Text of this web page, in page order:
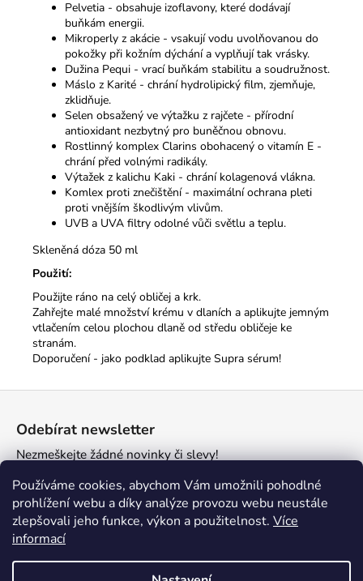
Používáme cookies, abychom Vám umožnili pohodlné
prohlížení webu a díky analýze provozu webu neustále
zlepšovali jeho funkce, výkon a použitelnost. Více
informací
Pelvetia - obsahuje izoflavony, které dodávají
buňkám energii.
Mikroperly z akácie - vsakují vodu uvolňovanou do
pokožky při kožním dýchání a vyplňují tak vrásky.
Dužina Pequi - vrací buňkám stabilitu a soudružnost.
Máslo z Karité - chrání hydrolipický film, zjemňuje,
zklidňuje.
Selen obsažený ve výtažku z rajčete - přírodní
antioxidant nezbytný pro buněčnou obnovu.
Rostlinný komplex Clarins obohacený o vitamín E -
chrání před volnými radikály.
Výtažek z kalichu Kaki - chrání kolagenová vlákna.
Komlex proti znečištění - maximální ochrana pleti
proti vnějším škodlivým vlivům.
UVB a UVA filtry odolné vůči světlu a teplu.
Skleněná dóza 50 ml
Použití:
Použijte ráno na celý obličej a krk.
Zahřejte malé množství krému v dlaních a aplikujte jemným
vtlačením celou plochou dlaně od středu obličeje ke
stranám.
Doporučení - jako podklad aplikujte Supra sérum!
a
Odebírat newsletter
Nezmeškejte žádné novinky či slevy!
E-mail
PŘIHLÁSIT SE